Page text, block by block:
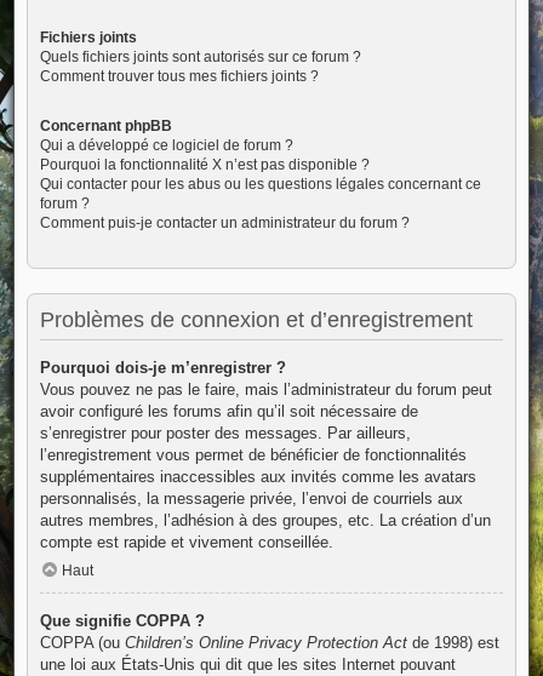
Fichiers joints
Quels fichiers joints sont autorisés sur ce forum ?
Comment trouver tous mes fichiers joints ?
Concernant phpBB
Qui a développé ce logiciel de forum ?
Pourquoi la fonctionnalité X n’est pas disponible ?
Qui contacter pour les abus ou les questions légales concernant ce
forum ?
Comment puis-je contacter un administrateur du forum ?
Problèmes de connexion et d’enregistrement
Pourquoi dois-je m’enregistrer ?
Vous pouvez ne pas le faire, mais l’administrateur du forum peut
avoir configuré les forums afin qu’il soit nécessaire de
s’enregistrer pour poster des messages. Par ailleurs,
l’enregistrement vous permet de bénéficier de fonctionnalités
supplémentaires inaccessibles aux invités comme les avatars
personnalisés, la messagerie privée, l’envoi de courriels aux
autres membres, l’adhésion à des groupes, etc. La création d’un
compte est rapide et vivement conseillée.
Haut
Que signifie COPPA ?
COPPA (ou Children’s Online Privacy Protection Actde 1998) est
une loi aux États-Unis qui dit que les sites Internet pouvant